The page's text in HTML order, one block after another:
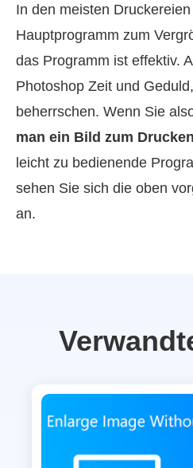
In den meisten
Hauptprogramm zum
das Programm ist effektiv.
Photoshop Zeit und
beherrschen. Wenn Sie
man ein Bild zum
leicht zu bedienende
sehen Sie sich die oben
an.